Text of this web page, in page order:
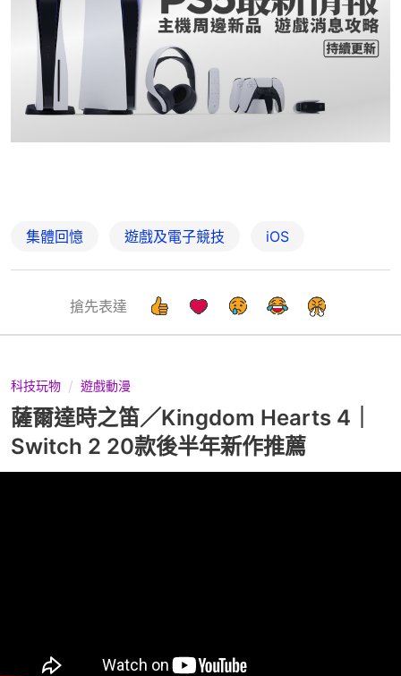
集體回憶 遊戲及電子競技 iOS
搶先表達
科技玩物 遊戲動漫
薩爾達時之笛／Kingdom Hearts 4｜
Switch 2 20款後半年新作推薦